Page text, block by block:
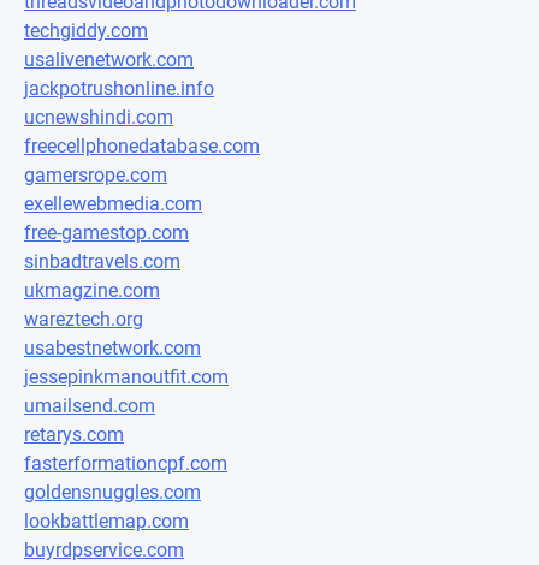
techgiddy.com
usalivenetwork.com
jackpotrushonline.info
ucnewshindi.com
freecellphonedatabase.com
gamersrope.com
exellewebmedia.com
free-gamestop.com
sinbadtravels.com
ukmagzine.com
wareztech.org
usabestnetwork.com
jessepinkmanoutfit.com
umailsend.com
retarys.com
fasterformationcpf.com
goldensnuggles.com
lookbattlemap.com
buyrdpservice.com